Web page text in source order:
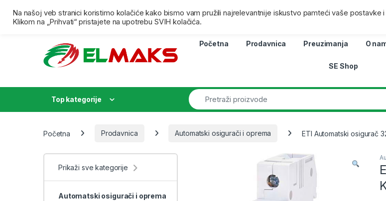
Besplatna isporuka za porudžbine preko 4000,00 dinara
Početna Prodavnica Preuzimanja O
SE Shop
Top kategorije
Početna Prodavnica Automatski osigurači i oprema ETI Automatski osigurač
Prikaži sve kategorije
Automatski osigurači i oprema
Na našoj veb stranici koristimo kolačiće kako bismo vam pružili najrelevantnije iskustvo pamteći vaše postavke
Klikom na „Prihvati“ pristajete na upotrebu SVIH kolačića.